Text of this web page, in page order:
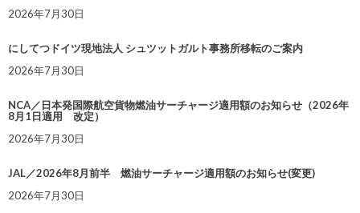
2026年7月30日
にしてつドイツ現地法人 シュツットガルト事務所移転のご案内
2026年7月30日
NCA／日本発国際航空貨物燃油サーチャージ適用額のお知らせ（2026年
8月1日適用 改定）
2026年7月30日
JAL／2026年8月前半 燃油サーチャージ適用額のお知らせ(変更)
2026年7月30日